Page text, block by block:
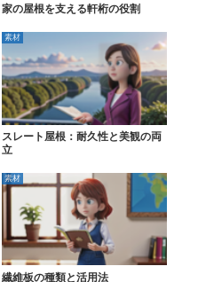
家の屋根を支える軒桁の役割
素材
スレート屋根：耐久性と美観の両
立
素材
繊維板の種類と活用法